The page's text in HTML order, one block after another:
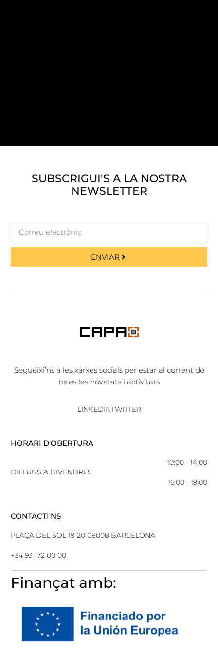
SUBSCRIGUI'S A LA NOSTRA
NEWSLETTER
ENVIAR
Segueixi’ns a les xarxes socials per estar al corrent de
totes les novetats i activitats
LINKEDINTWITTER
HORARI D'OBERTURA
DILLUNS A DIVENDRES
10:00 - 14:00
16:00 - 19:00
CONTACTI'NS
PLAÇA DEL SOL 19-20 08008 BARCELONA
+34 93 172 00 00
Finançat amb: